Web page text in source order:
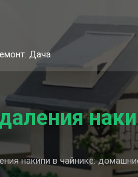
Дача
накипи в чайнике: